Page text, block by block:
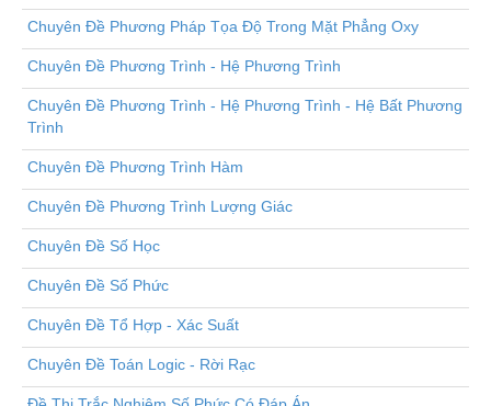
Chuyên Đề Phương Pháp Tọa Độ Trong Mặt Phẳng Oxy
Chuyên Đề Phương Trình - Hệ Phương Trình
Chuyên Đề Phương Trình - Hệ Phương Trình - Hệ Bất Phương
Trình
Chuyên Đề Phương Trình Hàm
Chuyên Đề Phương Trình Lượng Giác
Chuyên Đề Số Học
Chuyên Đề Số Phức
Chuyên Đề Tổ Hợp - Xác Suất
Chuyên Đề Toán Logic - Rời Rạc